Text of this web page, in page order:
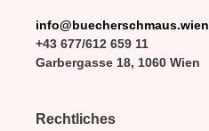
info@buecherschmaus.wien
+43 677/612 659 11
Garbergasse 18, 1060 Wien
Rechtliches